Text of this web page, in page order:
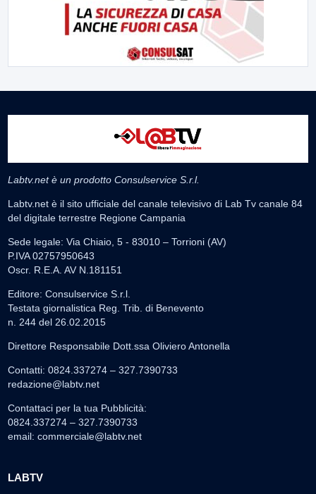
Labtv.net è un prodotto Consulservice S.r.l.
Labtv.net è il sito ufficiale del canale televisivo di Lab Tv canale 84
del digitale terrestre Regione Campania
Sede legale: Via Chiaio, 5 - 83010 – Torrioni (AV)
P.IVA 02757950643
Oscr. R.E.A. AV N.181151
Editore: Consulservice S.r.l.
Testata giornalistica Reg. Trib. di Benevento
n. 244 del 26.02.2015
Direttore Responsabile Dott.ssa Oliviero Antonella
Contatti: 0824.337274 – 327.7390733
redazione@labtv.net
Contattaci per la tua Pubblicità:
0824.337274 – 327.7390733
email: commerciale@labtv.net
LABTV